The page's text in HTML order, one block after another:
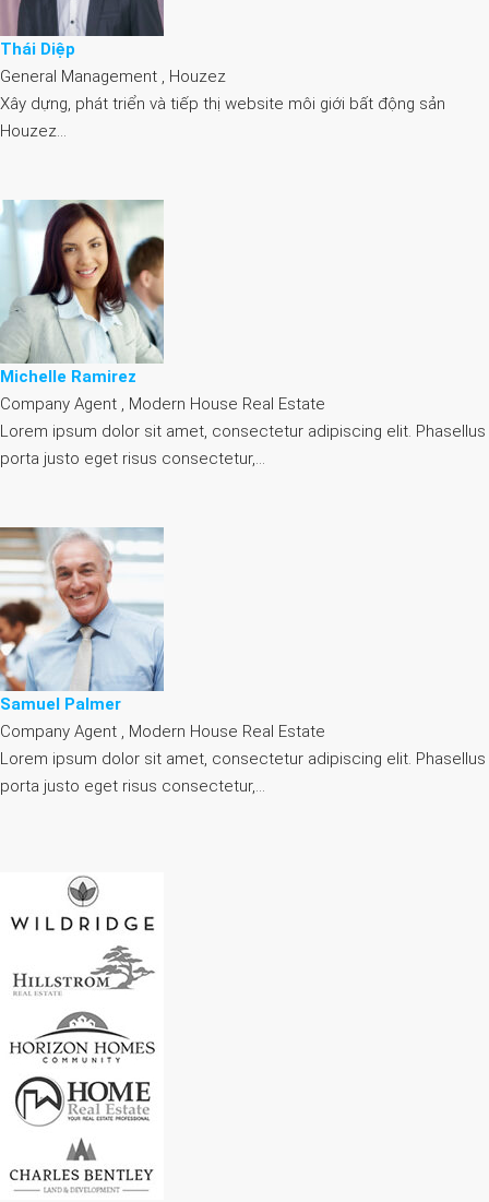
Thái Diệp
General Management , Houzez
Xây dựng, phát triển và tiếp thị website môi giới bất động sản
Houzez…
Michelle Ramirez
Company Agent , Modern House Real Estate
Lorem ipsum dolor sit amet, consectetur adipiscing elit. Phasellus
porta justo eget risus consectetur,…
Samuel Palmer
Company Agent , Modern House Real Estate
Lorem ipsum dolor sit amet, consectetur adipiscing elit. Phasellus
porta justo eget risus consectetur,…